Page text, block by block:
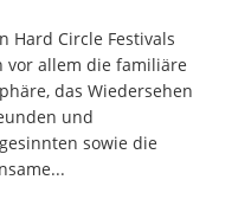
Hard Circle Festivals
vor allem die familiäre
das Wiedersehen
und
sowie die